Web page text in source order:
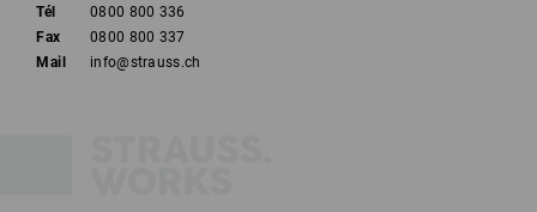
Tél
0800 800 336
Fax
0800 800 337
Mail
info@strauss.ch